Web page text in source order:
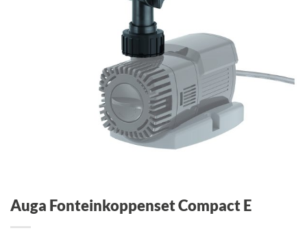
Auga Fonteinkoppenset Compact E